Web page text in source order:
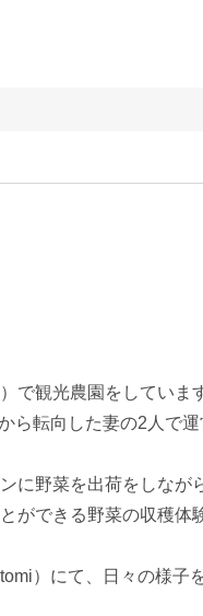
で観光農園をしていま
ら転向した妻の2人で運
に野菜を出荷をしなが
ができる野菜の収穫体
）にて、日々の様子